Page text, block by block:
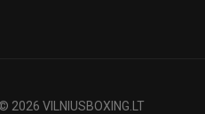
VILNIUSBOXING.LT